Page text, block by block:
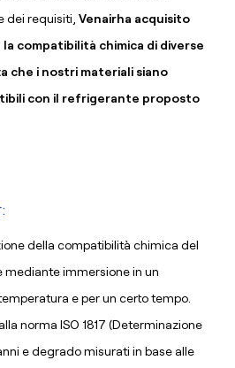
dei requisiti, Venairha acquisito
compatibilità chimica di diverse
che i nostri materiali siano
con il refrigerante proposto
della compatibilità chimica del
immersione in un
e per un certo tempo.
norma ISO 1817 (Determinazione
e degrado misurati in base alle